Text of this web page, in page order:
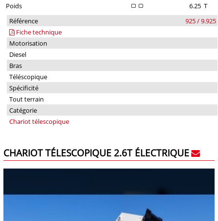
Poids
6.25 T
Référence
925 / 9.925
Fiche technique
Motorisation
Diesel
Bras
Téléscopique
Spécificité
Tout terrain
Catégorie
Chariot télescopique
CHARIOT TÉLESCOPIQUE 2.6T ÉLECTRIQUE